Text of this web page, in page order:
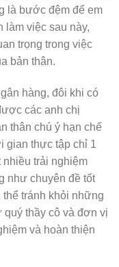
là bước đệm để em
làm việc sau này,
trọng trong việc
bản thân.
hàng, đôi khi có
các anh chị
thân chú ý hạn chế
gian thực tập chỉ 1
trải nghiệm
như chuyên đề tốt
tránh khỏi những
quý thầy cô và đơn vị
và hoàn thiện